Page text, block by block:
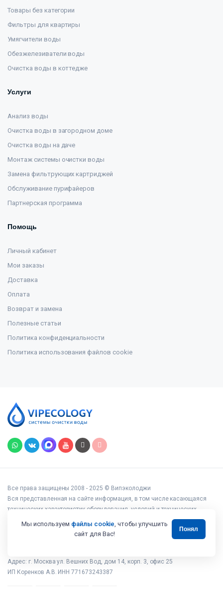
Товары без категории
Фильтры для квартиры
Умягчители воды
Обезжелезиватели воды
Очистка воды в коттедже
Услуги
Анализ воды
Очистка воды в загородном доме
Очистка воды на даче
Монтаж системы очистки воды
Замена фильтрующих картриджей
Обслуживание пурифайеров
Партнерская программа
Помощь
Личный кабинет
Мои заказы
Доставка
Оплата
Возврат и замена
Полезные статьи
Политика конфиденциальности
Политика использования файлов cookie
Все права защищены 2008 - 2025 © Випэколоджи
Вся представленная на сайте информация, в том числе касающаяся
технических характеристик оборудования, условий и технических
возможностей подключения, наличия на складе, стоимости товаров и
услуг, носит информационный характер и ни при каких условиях не
является публичной офертой, определяемой положениями статьи 437
Адрес: г. Москва ул. Вешних Вод, дом 14, корп. 3, офис 25
ИП Коренков А.В. ИНН 771673243387
Мы используем файлы cookie, чтобы улучшить
сайт для Вас!
Понял